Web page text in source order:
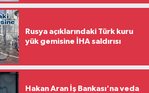
Rusya açıklarındaki Türk kuru
yük gemisine İHA saldırısı
Hakan Aran İş Bankası'na veda